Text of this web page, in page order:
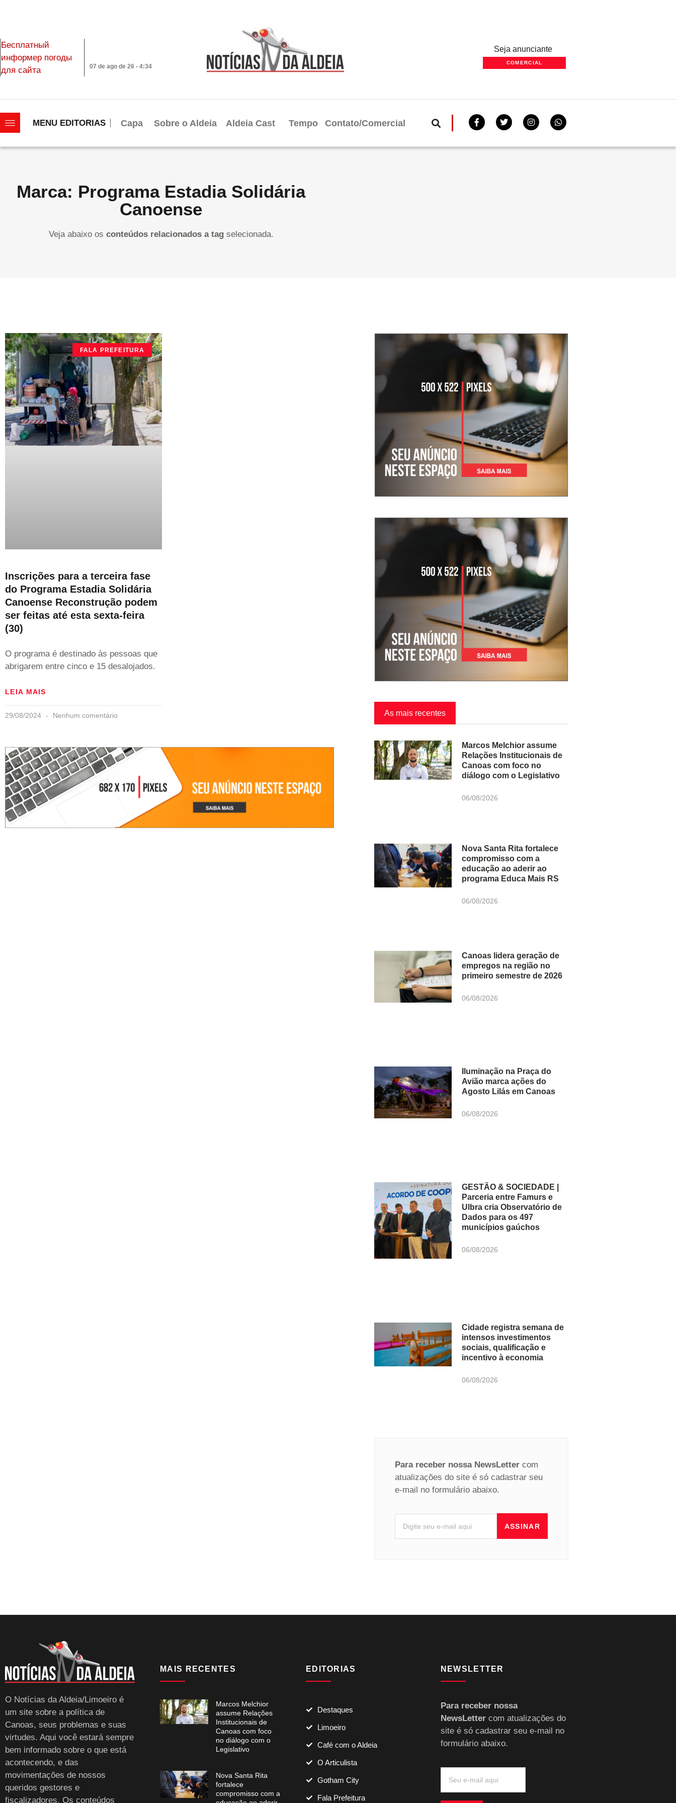
Бесплатный
информер погоды
для сайта
07 de ago de 26 - 4:34
Seja anunciante
COMERCIAL
MENU EDITORIAS Capa Sobre o Aldeia Aldeia Cast Tempo Contato/Comercial
Marca: Programa Estadia Solidária
Canoense
Veja abaixo os conteúdos relacionados a tagselecionada.
FALA PREFEITURA
Inscrições para a terceira fase
do Programa Estadia Solidária
Canoense Reconstrução podem
ser feitas até esta sexta-feira
(30)
O programa é destinado às pessoas que
abrigarem entre cinco e 15 desalojados.
LEIA MAIS
29/08/2024 Nenhum comentário As mais recentes
Marcos Melchior assume
Relações Institucionais de
Canoas com foco no
diálogo com o Legislativo
06/08/2026
Nova Santa Rita fortalece
compromisso com a
educação ao aderir ao
programa Educa Mais RS
06/08/2026
Canoas lidera geração de
empregos na região no
primeiro semestre de 2026
06/08/2026
Iluminação na Praça do
Avião marca ações do
Agosto Lilás em Canoas
06/08/2026
GESTÃO & SOCIEDADE |
Parceria entre Famurs e
Ulbra cria Observatório de
Dados para os 497
municípios gaúchos
06/08/2026
Cidade registra semana de
intensos investimentos
sociais, qualificação e
incentivo à economia
06/08/2026
Para receber nossa NewsLetter com
atualizações do site é só cadastrar seu
e-mail no formulário abaixo.
ASSINAR
O Notícias da Aldeia/Limoeiro é
um site sobre a política de
Canoas, seus problemas e suas
virtudes. Aqui você estará sempre
bem informado sobre o que está
acontecendo, e das
movimentações de nossos
queridos gestores e
fiscalizadores. Os conteúdos
MAIS RECENTES
Marcos Melchior
assume Relações
Institucionais de
Canoas com foco
no diálogo com o
Legislativo
Nova Santa Rita
fortalece
compromisso com a
EDITORIAS
Destaques
Limoeiro
Café com o Aldeia
O Articulista
Gotham City
Fala Prefeitura
NEWSLETTER
Para receber nossa
NewsLettercom atualizações do
site é só cadastrar seu e-mail no
formulário abaixo.